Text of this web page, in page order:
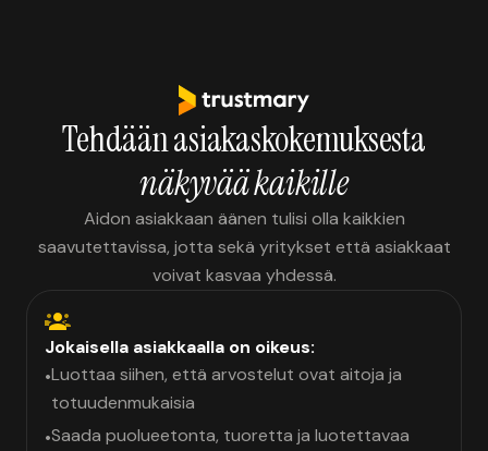
Tehdään asiakaskokemuksesta
näkyvää kaikille
Aidon asiakkaan äänen tulisi olla kaikkien
saavutettavissa, jotta sekä yritykset että asiakkaat
voivat kasvaa yhdessä.
Jokaisella asiakkaalla on oikeus:
•Luottaa siihen, että arvostelut ovat aitoja ja
totuudenmukaisia
•Saada puolueetonta, tuoretta ja luotettavaa